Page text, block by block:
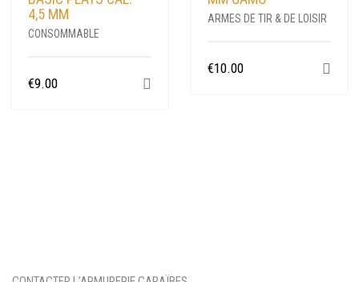
4,5 MM
CONSOMMABLE
€9.00
ARMES DE TIR & DE LOISIR
€10.00